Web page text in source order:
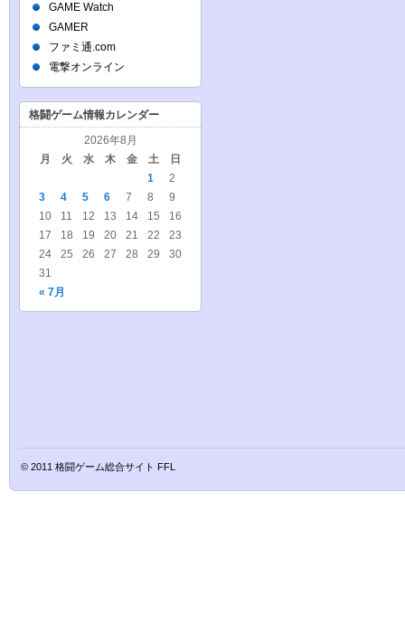
GAME Watch
GAMER
ファミ通.com
電撃オンライン
格闘ゲーム情報カレンダー
2026年8月
月
火 水 木 金 土 日
« 7月
1
2
3
4 5 6 7 8
9
10
11 12 13 14 15
16
17
18 19 20 21 22
23
24
25 26 27 28 29
30
31
© 2011 格闘ゲーム総合サイト FFL